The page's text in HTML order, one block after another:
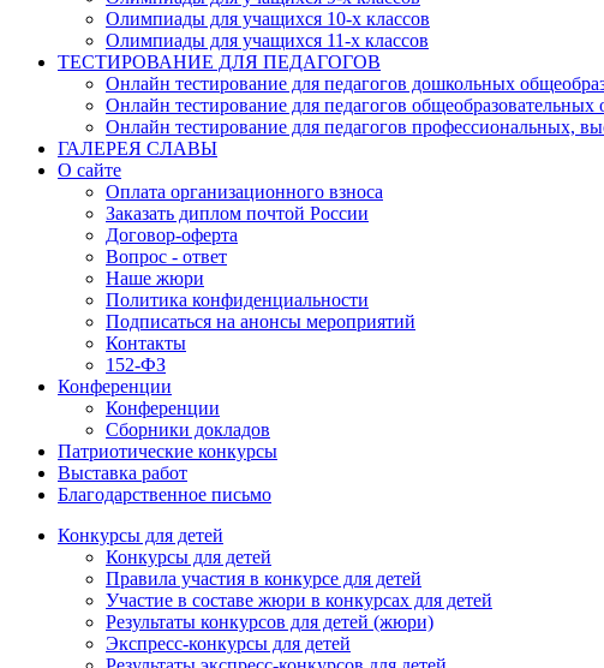
Олимпиады для учащихся 10-х классов
Олимпиады для учащихся 11-х классов
ТЕСТИРОВАНИЕ ДЛЯ ПЕДАГОГОВ
Онлайн тестирование для педагогов дошкольных
Онлайн тестирование для педагогов общеобразовательных
Онлайн тестирование для педагогов профессиональных,
ГАЛЕРЕЯ СЛАВЫ
О сайте
Оплата организационного взноса
Заказать диплом почтой России
Договор-оферта
Вопрос - ответ
Наше жюри
Политика конфиденциальности
Подписаться на анонсы мероприятий
Контакты
152-ФЗ
Конференции
Конференции
Сборники докладов
Патриотические конкурсы
Выставка работ
Благодарственное письмо
Конкурсы для детей
Конкурсы для детей
Правила участия в конкурсе для детей
Участие в составе жюри в конкурсах для детей
Результаты конкурсов для детей (жюри)
Экспресс-конкурсы для детей